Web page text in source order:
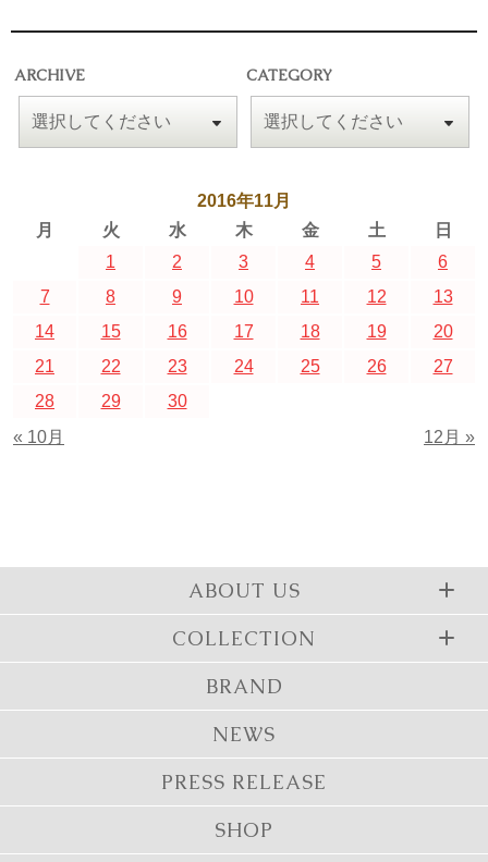
ARCHIVE CATEGORY
2016年11月
月
火 水 木 金 土 日
« 10月 12月 »
1 2 3 4 5
6
7
8 9 10 11 12
13
14
15 16 17 18 19
20
21
22 23 24 25 26
27
28
29 30
ABOUT US
COLLECTION
BRAND
NEWS
PRESS RELEASE
SHOP